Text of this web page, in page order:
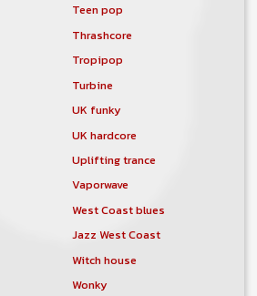
Teen pop
Thrashcore
Tropipop
Turbine
UK funky
UK hardcore
Uplifting trance
Vaporwave
West Coast blues
Jazz West Coast
Witch house
Wonky